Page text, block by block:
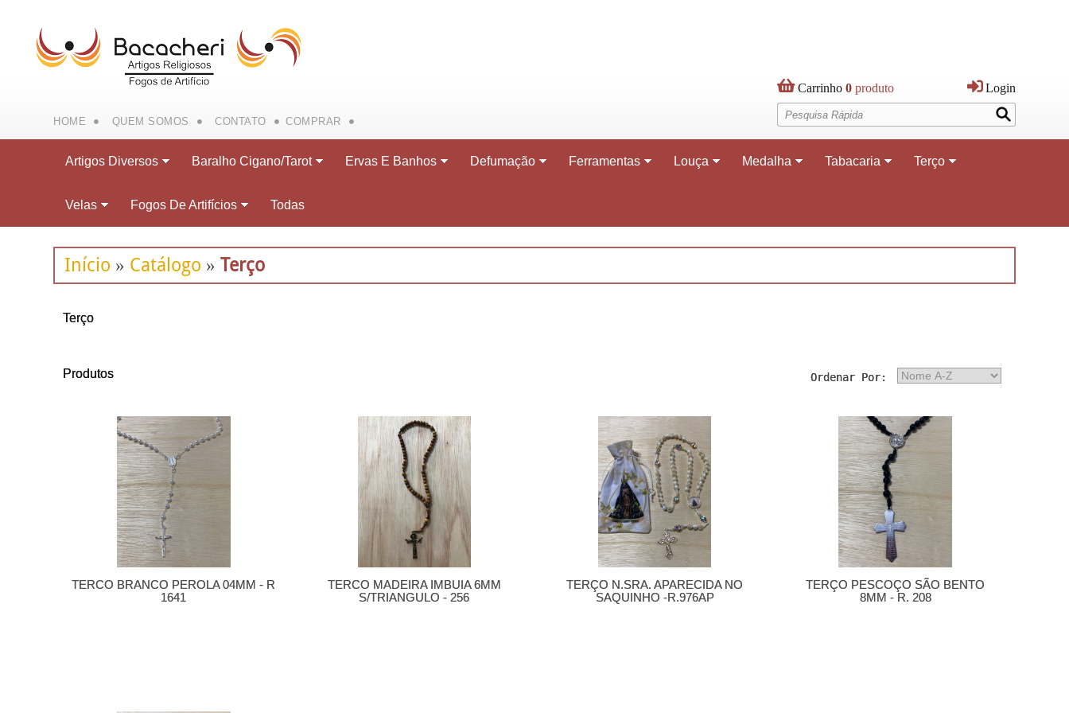
Carrinho 0 produto
HOME QUEM SOMOS CONTATO COMPRAR
Login
Artigos Diversos Baralho Cigano/Tarot Ervas E Banhos Defumação Ferramentas Louça Medalha Tabacaria Terço
Velas Fogos De Artifícios Todas
Início » Catálogo »Terço
Terço
Produtos
TERCO BRANCO PEROLA 04MM - R
1641
TERCO MADEIRA IMBUIA 6MM
S/TRIANGULO - 256
TERÇO N.SRA. APARECIDA NO
SAQUINHO -R.976AP
TERÇO PESCOÇO SÃO BENTO
8MM - R. 208